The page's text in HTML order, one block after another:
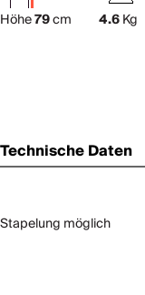
Höhe79cm 4.6Kg
Technische Daten
Stapelung möglich